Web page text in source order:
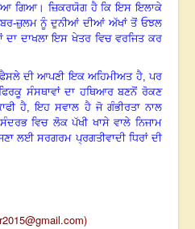
ਗਿਆ। ਜ਼ਿਕਰਯੋਗ ਹੈ ਕਿ ਇਸ ਇਲਾਕੇ
ਜ਼ੁਲਮ ਨੂੰ ਦੁਨੀਆਂ ਦੀਆਂ ਅੱਖਾਂ ਤੋਂ ਓਝਲ
ਦਾਖਲਾ ਇਸ ਖੇਤਰ ਵਿਚ ਵਰਜਿਤ ਕਰ
ਦੀ ਆਪਣੀ ਇਕ ਅਹਿਮੀਅਤ ਹੈ,ਪਰ
ਸੰਸਥਾਵਾਂ ਦਾ ਹਥਿਆਰ ਬਣਨੋਂ ਰੋਕਣ
ਹੈ,ਇਹ ਸਵਾਲ ਹੈ ਜੋ ਗੰਭੀਰਤਾ ਨਾਲ
ਵਿਚ ਲੋਕ ਪੱਖੀ ਖਾਸੇ ਵਾਲੇ ਨਿਜਾਮ
ਲਈ ਸਰਗਰਮ ਪ੍ਰਗਤੀਵਾਦੀ ਧਿਰਾਂ ਦੀ
)